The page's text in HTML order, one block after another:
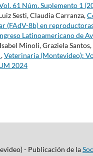
61 Núm. Suplemento 1
Sesti, Claudia Carranza,
(FAdV-8b) en
Latinoamericano de
Minoli, Graziela Santos,
,Veterinaria (Montevideo):
2024
- Publicación de la